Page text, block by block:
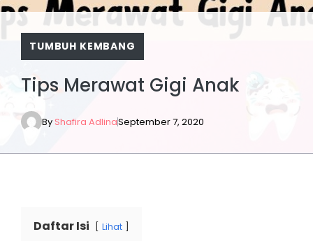
TUMBUH KEMBANG
Tips Merawat Gigi Anak
By Shafira AdlinaSeptember 7, 2020
Daftar Isi Lihat